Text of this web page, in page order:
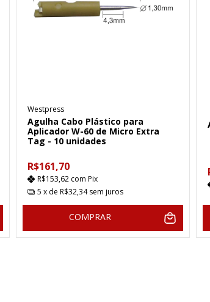
Westpress
Agulha Cabo Plástico para
Aplicador W-60 de Micro Extra
Tag - 10 unidades
R$161,70
R$153,62 com Pix
5 x de R$32,34 sem juros
COMPRAR